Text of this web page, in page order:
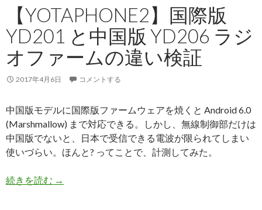
【YOTAPHONE2】国際版
YD201 と中国版 YD206 ラジ
オファームの違い検証
2017年4月6日 コメントする
中国版モデルに国際版ファームウェアを焼くと Android 6.0
(Marshmallow) まで対応できる。しかし、無線制御部だけは
中国版でないと、日本で受信できる電波が限られてしまい
使いづらい。ほんと? ってことで、計測してみた。
続きを読む 【YotaPhone2】国際版 YD201 と中国版 YD206
→